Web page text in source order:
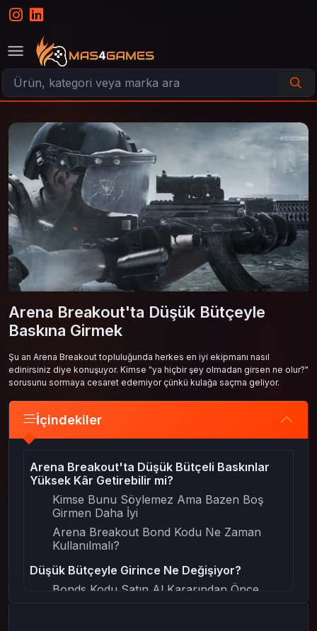
Arena Breakout'ta Düşük Bütçeyle
Baskına Girmek
Şu an Arena Breakout topluluğunda herkes en iyi ekipmanı nasıl
edinirsiniz diye konuşuyor. Kimse "ya hiçbir şey olmadan girsen ne olur?"
sorusunu sormaya cesaret edemiyor çünkü kulağa saçma geliyor.
İçindekiler
Arena Breakout'ta Düşük Bütçeli Baskınlar
Yüksek Kâr Getirebilir mi?
Kimse Bunu Söylemez Ama Bazen Boş
Girmen Daha İyi
Arena Breakout Bond Kodu Ne Zaman
Kullanılmalı?
Düşük Bütçeyle Girince Ne Değişiyor?
Bonds Kodu Satın Al Kararından Önce